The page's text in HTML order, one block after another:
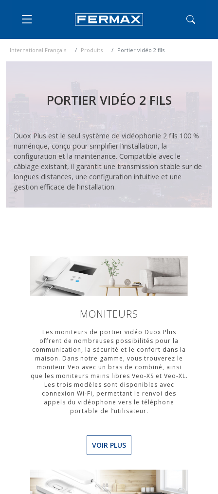
International Français Produits Portier vidéo 2 fils
PORTIER VIDÉO 2 FILS
Duox Plus est le seul système de vidéophonie 2 fils 100 %
numérique, conçu pour simplifier l’installation, la
configuration et la maintenance. Compatible avec le
câblage existant, il garantit une transmission stable sur de
longues distances, une configuration intuitive et une
gestion efficace de l’installation.
MONITEURS
Les moniteurs de portier vidéo Duox Plus
offrent de nombreuses possibilités pour la
communication, la sécurité et le confort dans la
maison. Dans notre gamme, vous trouverez le
moniteur Veo avec un bras de combiné, ainsi
que les moniteurs mains libres Veo-XS et Veo-XL.
Les trois modèles sont disponibles avec
connexion Wi-Fi, permettant le renvoi des
appels du vidéophone vers le téléphone
portable de l’utilisateur.
VOIR PLUS